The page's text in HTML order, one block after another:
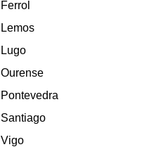
Ferrol
Lemos
Lugo
Ourense
Pontevedra
Santiago
Vigo